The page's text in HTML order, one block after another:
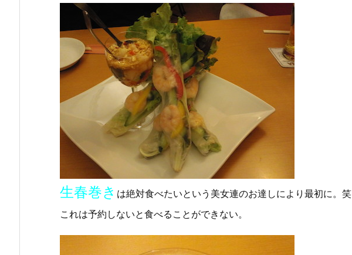
生春巻き は絶対食べたいという美女連のお達しにより最初に。笑
これは予約しないと食べることができない。